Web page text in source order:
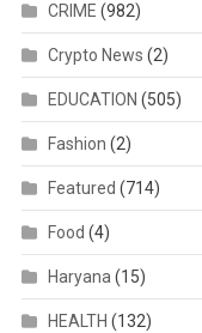
CRIME (982)
Crypto News (2)
EDUCATION (505)
Fashion (2)
Featured (714)
Food (4)
Haryana (15)
HEALTH (132)